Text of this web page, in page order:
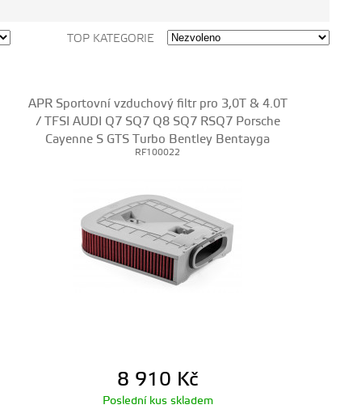
TOP KATEGORIE
APR Sportovní vzduchový filtr pro 3,0T & 4.0T
/ TFSI AUDI Q7 SQ7 Q8 SQ7 RSQ7 Porsche
Cayenne S GTS Turbo Bentley Bentayga
RF100022
8 910 Kč
Poslední kus skladem